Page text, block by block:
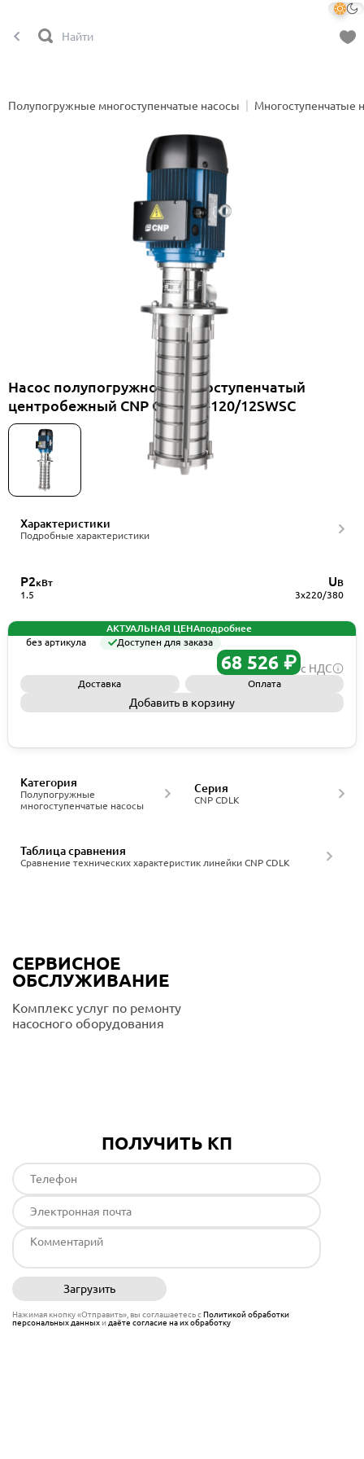
Полупогружные многоступенчатые насосы Многоступенчатые
Насос полупогружной многоступенчатый
центробежный CNP CDLKF2-120/12SWSC
Характеристики
Подробные характеристики
P2кВт
1.5
UВ
3x220/380
АКТУАЛЬНАЯ ЦЕНАподробнее
без артикула
Доступен для заказа
68 526 ₽ с НДС
Доставка Оплата
Добавить в корзину
Полупогружные
многоступенчатые насосы
Категория
CNP CDLK
Серия
Сравнение технических характеристик линейки CNP CDLK
Таблица сравнения
СЕРВИСНОЕ
ОБСЛУЖИВАНИЕ
Комплекс услуг по ремонту
насосного оборудования
ПОЛУЧИТЬ КП
Загрузить
Нажимая кнопку «Отправить», вы соглашаетесь сПолитикой обработки
персональных данныхи даёте согласие на их обработку